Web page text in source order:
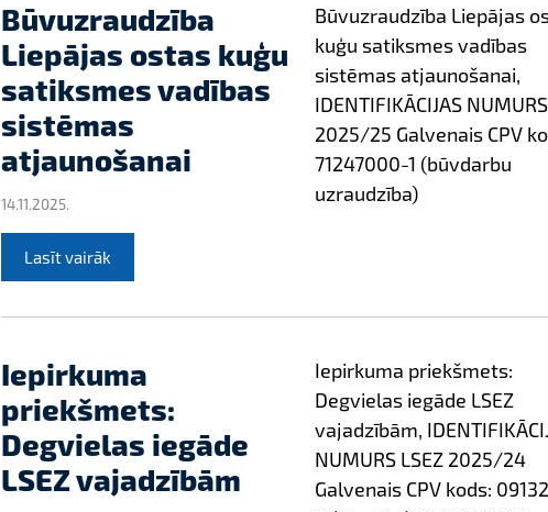
Būvuzraudzība
Liepājas ostas kuģu
satiksmes vadības
sistēmas
atjaunošanai
14.11.2025.
Lasīt vairāk
Būvuzraudzība Liepājas
kuģu satiksmes vadības
sistēmas atjaunošanai,
IDENTIFIKĀCIJAS
2025/25 Galvenais CPV
71247000-1 (būvdarbu
uzraudzība)
Iepirkuma
priekšmets:
Degvielas iegāde
LSEZ vajadzībām
Iepirkuma priekšmets:
Degvielas iegāde LSEZ
vajadzībām,
NUMURS LSEZ 2025/24
Galvenais CPV kods: